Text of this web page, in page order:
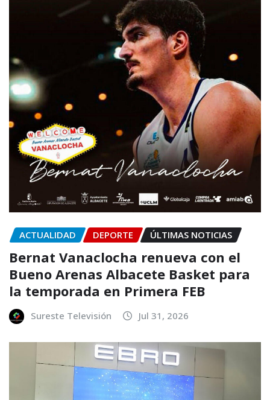
ACTUALIDAD DEPORTE ÚLTIMAS NOTICIAS
Bernat Vanaclocha renueva con el
Bueno Arenas Albacete Basket para
la temporada en Primera FEB
Sureste Televisión Jul 31, 2026